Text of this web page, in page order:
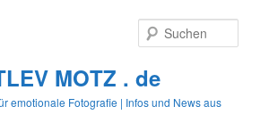
MOTZ . de
emotionale Fotografie | Infos und News aus